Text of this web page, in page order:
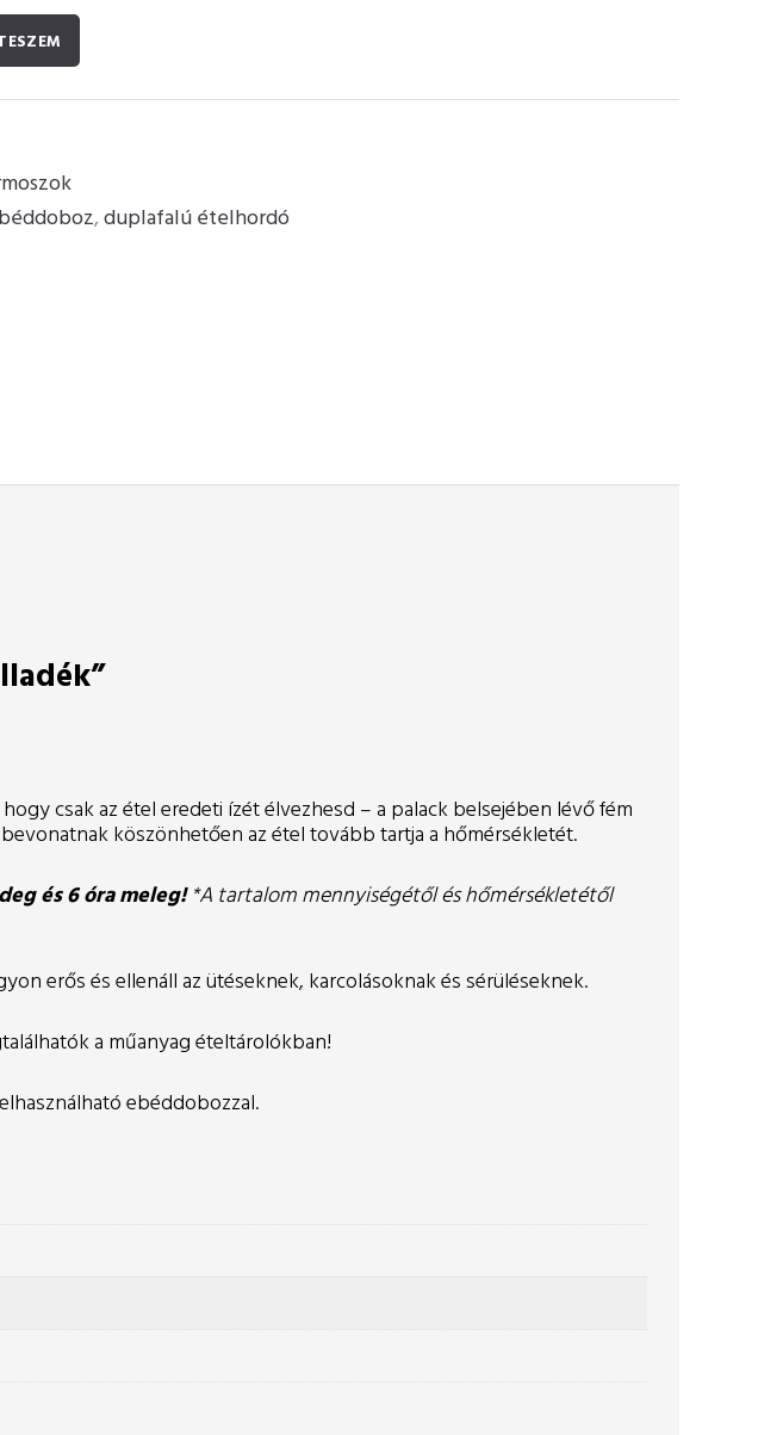
,duplafalú ételhordó
csak az étel eredeti ízét élvezhesd – a palack belsejében lévő fém
köszönhetően az étel tovább tartja a hőmérsékletét.
és 6 óra meleg!*A tartalom mennyiségétől és hőmérsékletétől
erős és ellenáll az ütéseknek, karcolásoknak és sérüléseknek.
a műanyag ételtárolókban!
ebéddobozzal.